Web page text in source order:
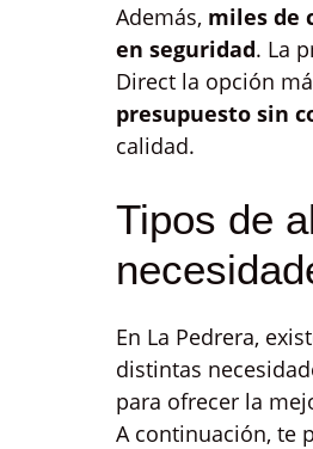
Además, miles de
en seguridad. La
Direct la opción
presupuesto sin
calidad.
Tipos de
En La Pedrera,
distintas
para ofrecer la
A continuación, te